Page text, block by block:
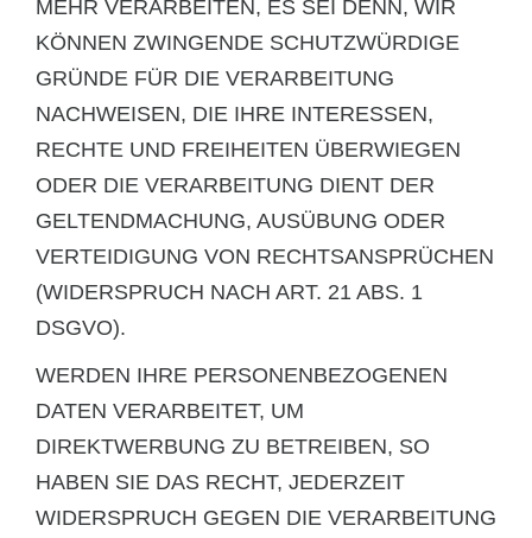
MEHR VERARBEITEN, ES SEI DENN, WIR
KÖNNEN ZWINGENDE SCHUTZWÜRDIGE
GRÜNDE FÜR DIE VERARBEITUNG
NACHWEISEN, DIE IHRE INTERESSEN,
RECHTE UND FREIHEITEN ÜBERWIEGEN
ODER DIE VERARBEITUNG DIENT DER
GELTENDMACHUNG, AUSÜBUNG ODER
VERTEIDIGUNG VON RECHTSANSPRÜCHEN
(WIDERSPRUCH NACH ART. 21 ABS. 1
DSGVO).
WERDEN IHRE PERSONENBEZOGENEN
DATEN VERARBEITET, UM
DIREKTWERBUNG ZU BETREIBEN, SO
HABEN SIE DAS RECHT, JEDERZEIT
WIDERSPRUCH GEGEN DIE VERARBEITUNG